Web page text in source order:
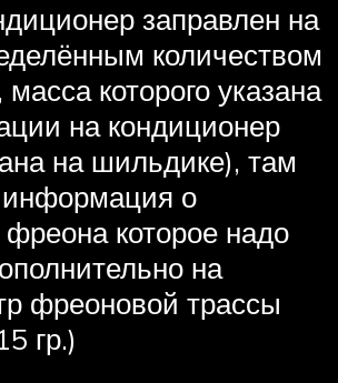
заправлен на
количеством
масса которого указана
на кондиционер
на шильдике), там
информация о
фреона которое надо
на
фреоновой трассы
гр.)